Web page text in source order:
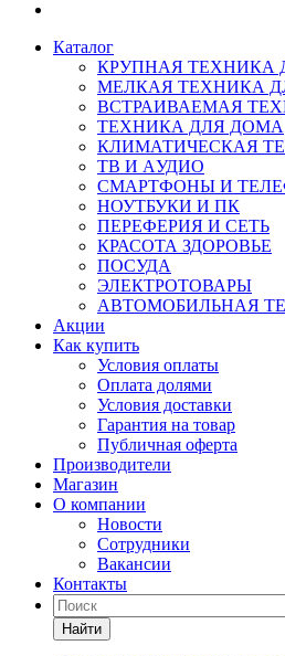
Каталог
КРУПНАЯ ТЕХНИКА
МЕЛКАЯ ТЕХНИКА
ВСТРАИВАЕМАЯ
ТЕХНИКА ДЛЯ ДОМА
КЛИМАТИЧЕСКАЯ
ТВ И AУДИО
СМАРТФОНЫ И
НОУТБУКИ И ПК
ПЕРЕФЕРИЯ И СЕТЬ
КРАСОТА ЗДОРОВЬЕ
ПОСУДА
ЭЛЕКТРОТОВАРЫ
АВТОМОБИЛЬНАЯ
Акции
Как купить
Условия оплаты
Оплата долями
Условия доставки
Гарантия на товар
Публичная оферта
Производители
Магазин
О компании
Новости
Сотрудники
Вакансии
Контакты
Найти